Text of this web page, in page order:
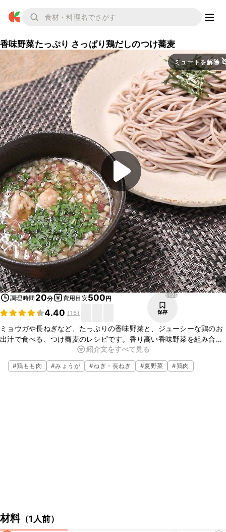
香味野菜たっぷり さっぱり鶏だしのつけ蕎麦
ミュートを解除
調理時間 20分 費用目安500円
4.40 (15)
1125
保存
ミョウガや長ねぎなど、たっぷりの香味野菜と、ジューシーな鶏のお
出汁で食べる、つけ蕎麦のレシピです。香り高い香味野菜を組み合わ
せることで、より味わい深くなりますよ。そうめんやうどんで食べて
も美味しくお召し上がり頂けますよ。
紹介文をすべて見る
#鶏もも肉 #みょうが #ねぎ・長ねぎ #夏野菜 #鶏肉
材料（1人前）